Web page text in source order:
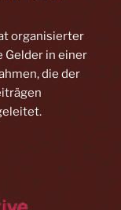
organisierter
Gelder in einer
die der